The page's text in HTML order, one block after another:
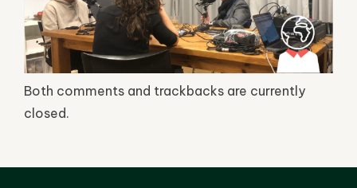
Both comments and trackbacks are currently
closed.